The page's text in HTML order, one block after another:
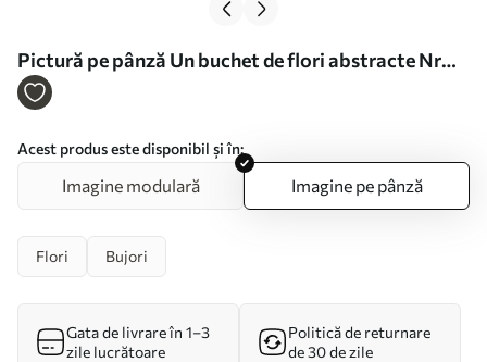
Pictură pe pânză Un buchet de flori abstracte Nr
s49368
Acest produs este disponibil și în:
Imagine modulară Imagine pe pânză
Flori Bujori
Gata de livrare în 1–3
zile lucrătoare
Politică de returnare
de 30 de zile